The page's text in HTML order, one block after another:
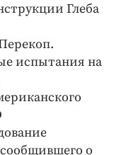
Глеба
испытания на
о